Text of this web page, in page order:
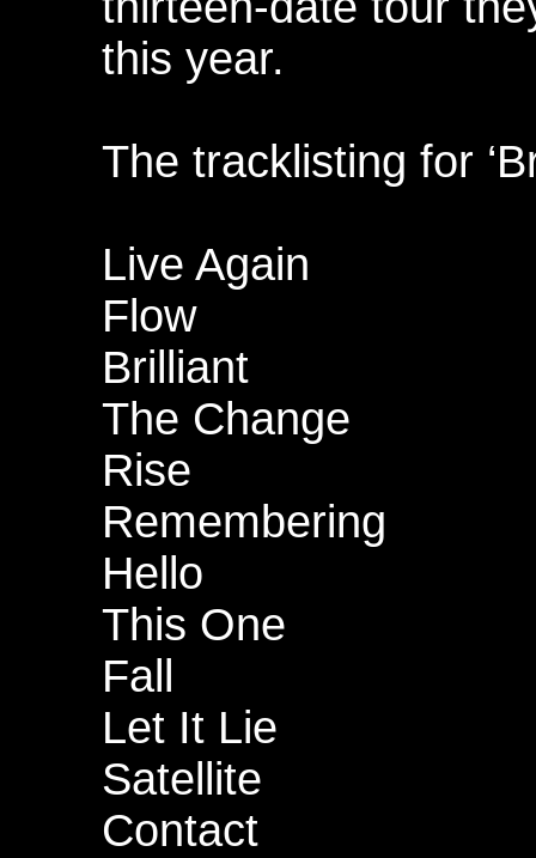
this year.
The tracklisting for
Live Again
Flow
Brilliant
The Change
Rise
Remembering
Hello
This One
Fall
Let It Lie
Satellite
Contact